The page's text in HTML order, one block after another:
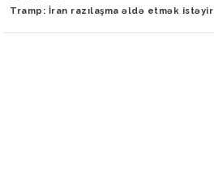
Tramp: İran razılaşma əldə etmək istəyir